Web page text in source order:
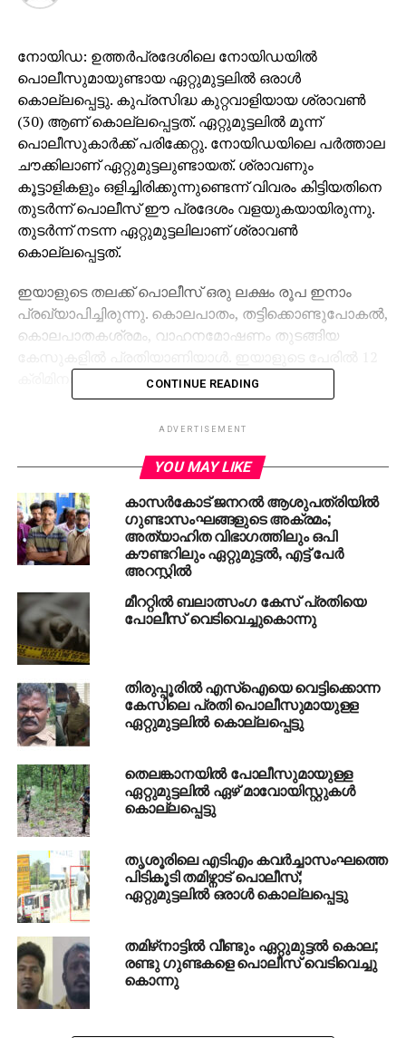
നോയിഡ: ഉത്തര്‍പ്രദേശിലെ നോയിഡയില്‍
പൊലീസുമായുണ്ടായ ഏറ്റുമുട്ടലില്‍ ഒരാള്‍
കൊല്ലപ്പെട്ടു. കുപ്രസിദ്ധ കുറ്റവാളിയായ ശ്രാവണ്‍
(30) ആണ് കൊല്ലപ്പെട്ടത്. ഏറ്റുമുട്ടലില്‍ മൂന്ന്
പൊലീസുകാര്‍ക്ക് പരിക്കേറ്റു. നോയിഡയിലെ പര്‍ത്താല
ചൗക്കിലാണ് ഏറ്റുമുട്ടലുണ്ടായത്. ശ്രാവണും
കൂട്ടാളികളും ഒളിച്ചിരിക്കുന്നുണ്ടെന്ന് വിവരം കിട്ടിയതിനെ
തുടര്‍ന്ന് പൊലീസ് ഈ പ്രദേശം വളയുകയായിരുന്നു.
തുടര്‍ന്ന് നടന്ന ഏറ്റുമുട്ടലിലാണ് ശ്രാവണ്‍
കൊല്ലപ്പെട്ടത്.
ഇയാളുടെ തലക്ക് പൊലീസ് ഒരു ലക്ഷം രൂപ ഇനാം
പ്രഖ്യാപിച്ചിരുന്നു. കൊലപാതം, തട്ടിക്കൊണ്ടുപോകല്‍,
കൊലപാതകശ്രമം, വാഹനമോഷണം തുടങ്ങിയ
ക്രിമിനല്‍ കേസുകള്‍ നിലവിലുണ്ട്.
ENCOUNTER
പെണ്‍കുട്ടികള്‍ക്ക് ഉപദേശവുമായി ബി.ജെ.പി
എം.എല്‍.എ; “ബോയ്ഫ്രണ്ട്സിനെ ഒഴിവാക്കൂ,
സുരക്ഷിതരാകൂ”
DON'T MISS
പ്രഥമ ഇ. അഹമ്മദ് സ്മാരക ഫുട്‌ബോള്‍ കിരീടം
എയിംസ് എഫ്.സിക്ക്
CONTINUE READING
ADVERTISEMENT
YOU MAY LIKE
കാസര്‍കോട് ജനറല്‍ ആശുപത്രിയില്‍
ഗുണ്ടാസംഘങ്ങളുടെ അക്രമം;
അത്യാഹിത വിഭാഗത്തിലും ഒപി
കൗണ്ടറിലും ഏറ്റുമുട്ടല്‍, എട്ട് പേര്‍
അറസ്റ്റില്‍
മീററ്റില്‍ ബലാത്സംഗ കേസ് പ്രതിയെ
പോലീസ് വെടിവെച്ചുകൊന്നു
തിരുപ്പൂരിൽ എസ്ഐയെ വെട്ടിക്കൊന്ന
കേസിലെ പ്രതി പൊലീസുമായുളള
ഏറ്റുമുട്ടലില്‍ കൊല്ലപ്പെട്ടു
തെലങ്കാനയില്‍ പോലീസുമായുള്ള
ഏറ്റുമുട്ടലില്‍ ഏഴ് മാവോയിസ്റ്റുകള്‍
കൊല്ലപ്പെട്ടു
തൃശൂരിലെ എടിഎം കവർച്ചാസംഘത്തെ
പിടികൂടി തമിഴ്നാട് പൊലീസ്;
ഏറ്റുമു‌ട്ടലിൽ ഒരാൾ കൊല്ലപ്പെട്ടു
തമിഴ്‌നാട്ടില്‍ വീണ്ടും ഏറ്റുമുട്ടല്‍ കൊല;
രണ്ടു ഗുണ്ടകളെ പൊലീസ് വെടിവെച്ചു
കൊന്നു